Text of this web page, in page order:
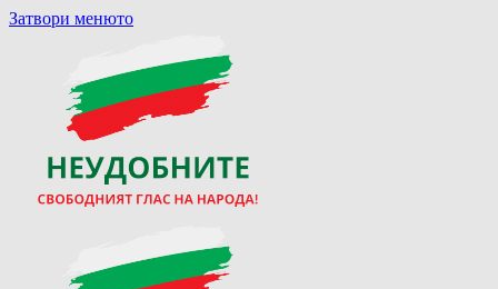
Затвори менюто